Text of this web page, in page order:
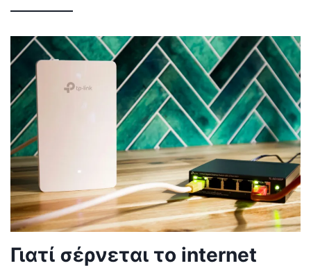
Γιατί σέρνεται το internet